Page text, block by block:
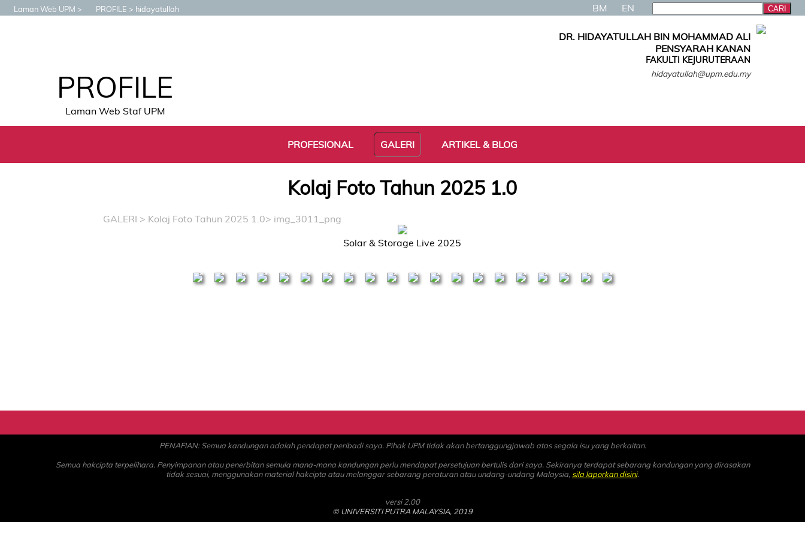
Laman Web UPM PROFILE hidayatullah BM EN
PROFILE
Laman Web Staf UPM
DR. HIDAYATULLAH BIN MOHAMMAD ALI
PENSYARAH KANAN
FAKULTI KEJURUTERAAN
hidayatullah@upm.edu.my
PROFESIONAL GALERI ARTIKEL & BLOG
Kolaj Foto Tahun 2025 1.0
GALERI > Kolaj Foto Tahun 2025 1.0> img_3011_png
Solar & Storage Live 2025
PENAFIAN: Semua kandungan adalah pendapat peribadi saya. Pihak UPM tidak akan bertanggungjawab atas segala isu yang berkaitan.
Semua hakcipta terpelihara. Penyimpanan atau penerbitan semula mana-mana kandungan perlu mendapat persetujuan bertulis dari saya. Sekiranya terdapat sebarang kandungan yang dirasakan
tidak sesuai, menggunakan material hakcipta atau melanggar sebarang peraturan atau undang-undang Malaysia, sila laporkan disini.
versi 2.00
© UNIVERSITI PUTRA MALAYSIA, 2019